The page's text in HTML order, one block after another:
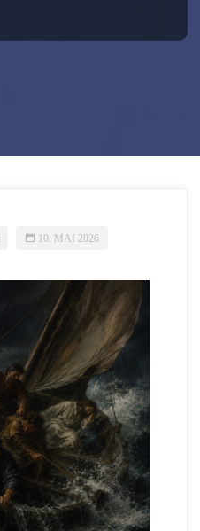
10. MAI 2026